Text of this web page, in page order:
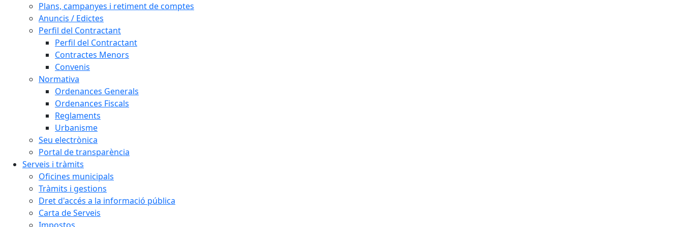
Plans, campanyes i retiment de comptes
Anuncis / Edictes
Perfil del Contractant
Perfil del Contractant
Contractes Menors
Convenis
Normativa
Ordenances Generals
Ordenances Fiscals
Reglaments
Urbanisme
Seu electrònica
Portal de transparència
Serveis i tràmits
Oficines municipals
Tràmits i gestions
Dret d'accés a la informació pública
Carta de Serveis